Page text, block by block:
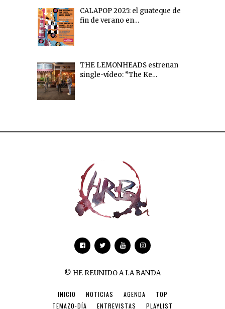
CALAPOP 2025: el guateque de
fin de verano en…
THE LEMONHEADS estrenan
single-vídeo: “The Ke…
© HE REUNIDO A LA BANDA
INICIO NOTICIAS AGENDA
TOP
TEMAZO-DÍA
ENTREVISTAS PLAYLIST